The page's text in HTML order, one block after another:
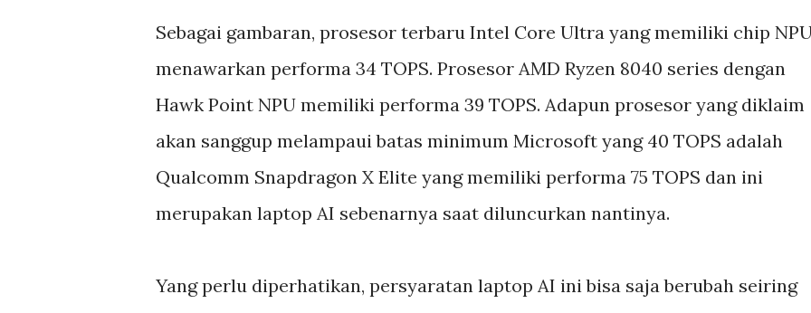
Sebagai gambaran, prosesor terbaru Intel Core Ultra yang memiliki chip
menawarkan performa 34 TOPS. Prosesor AMD Ryzen 8040 series dengan
Hawk Point NPU memiliki performa 39 TOPS. Adapun prosesor yang diklaim
akan sanggup melampaui batas minimum Microsoft yang 40 TOPS adalah
Qualcomm Snapdragon X Elite yang memiliki performa 75 TOPS dan ini
merupakan laptop AI sebenarnya saat diluncurkan nantinya.
Yang perlu diperhatikan, persyaratan laptop AI ini bisa saja berubah seiring